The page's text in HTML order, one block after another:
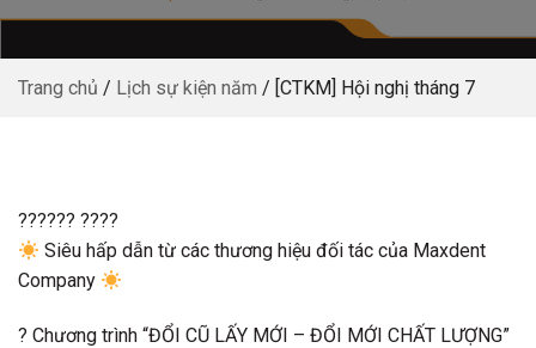
Trang chủ / Lịch sự kiện năm / [CTKM] Hội nghị tháng 7
?????? ????
Siêu hấp dẫn từ các thương hiệu đối tác của Maxdent
Company
? Chương trình “ĐỔI CŨ LẤY MỚI – ĐỔI MỚI CHẤT LƯỢNG”